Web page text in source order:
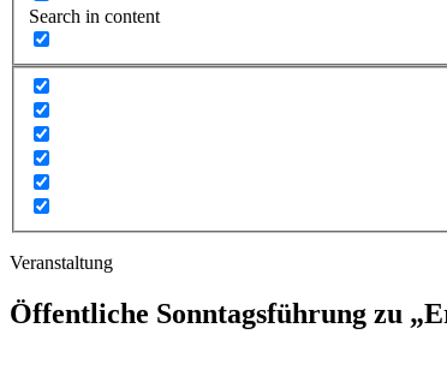
Search in content
Veranstaltung
Öffentliche Sonntagsführung zu